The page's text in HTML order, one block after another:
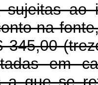
sujeitas ao
na
345,00
em